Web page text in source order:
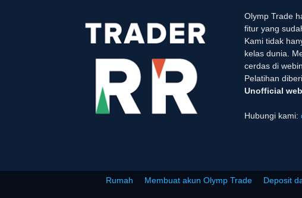
Olymp Trade
fitur yang
Kami tidak
kelas dunia.
cerdas di
Pelatihan
Unofficial
Hubungi kami:
Rumah Membuat akun Olymp Trade Deposit